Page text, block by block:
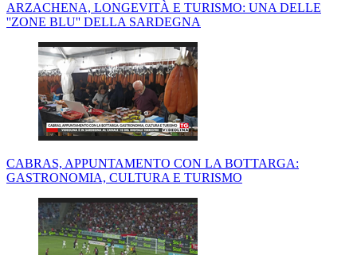
ARZACHENA, LONGEVITÀ E TURISMO: UNA DELLE
''ZONE BLU'' DELLA SARDEGNA
CABRAS, APPUNTAMENTO CON LA BOTTARGA:
GASTRONOMIA, CULTURA E TURISMO